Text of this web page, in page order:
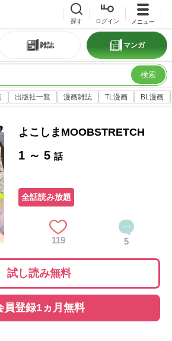
探す ログイン メニュー
雑誌 マンガ
検索
出版社一覧 漫画雑誌 TL漫画 BL漫画
よこしまMOOBSTRETCH
1 ～ 5話
全話読み放題
119 5
試し読み無料
員登録1ヵ月無料